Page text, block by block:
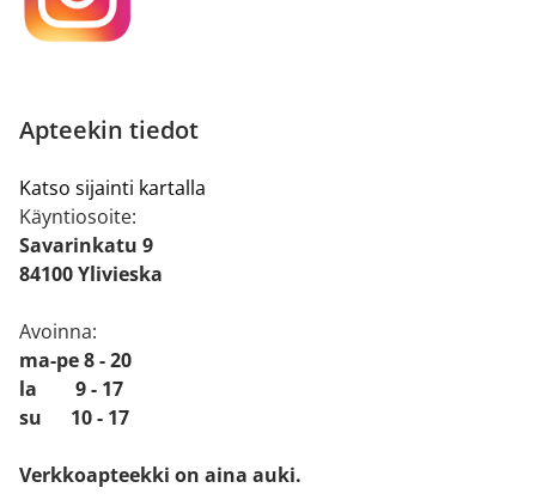
Apteekin tiedot
Katso sijainti kartalla
Käyntiosoite:
Savarinkatu 9
84100 Ylivieska
Avoinna:
ma-pe 8 - 20
la 9 - 17
su 10 - 17
Verkkoapteekki on aina auki.